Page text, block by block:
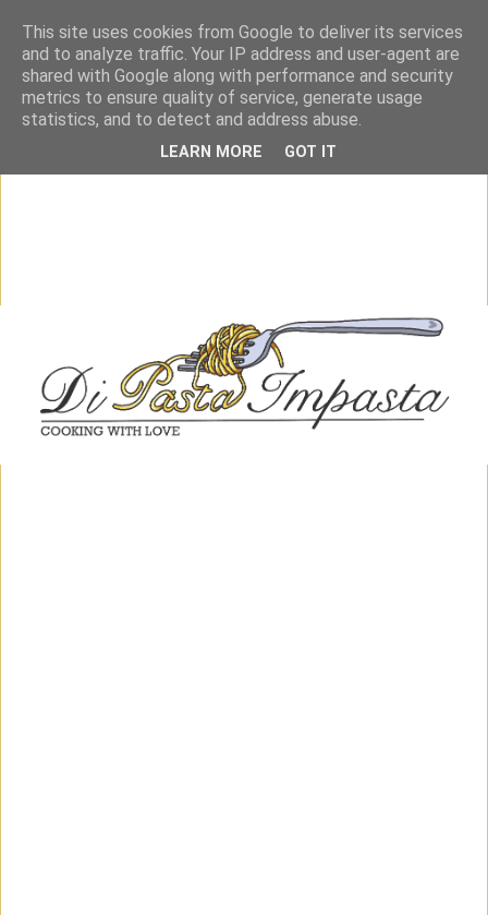
This site uses cookies from Google to deliver its services
and to analyze traffic. Your IP address and user-agent are
shared with Google along with performance and security
metrics to ensure quality of service, generate usage
statistics, and to detect and address abuse.
LEARN MORE GOT IT